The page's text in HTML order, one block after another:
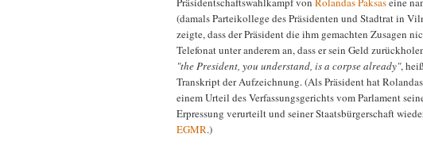
(damals Parteikollege des Präsidenten und Stadtrat in
zeigte, dass der Präsident die ihm gemachten Zusagen
Telefonat unter anderem an, dass er sein Geld
"the President, you understand, is a corpse already",
Transkript der Aufzeichnung. (Als Präsident hat
einem Urteil des Verfassungsgerichts vom Parlament
Erpressung verurteilt und seiner Staatsbürgerschaft
EGMR.)